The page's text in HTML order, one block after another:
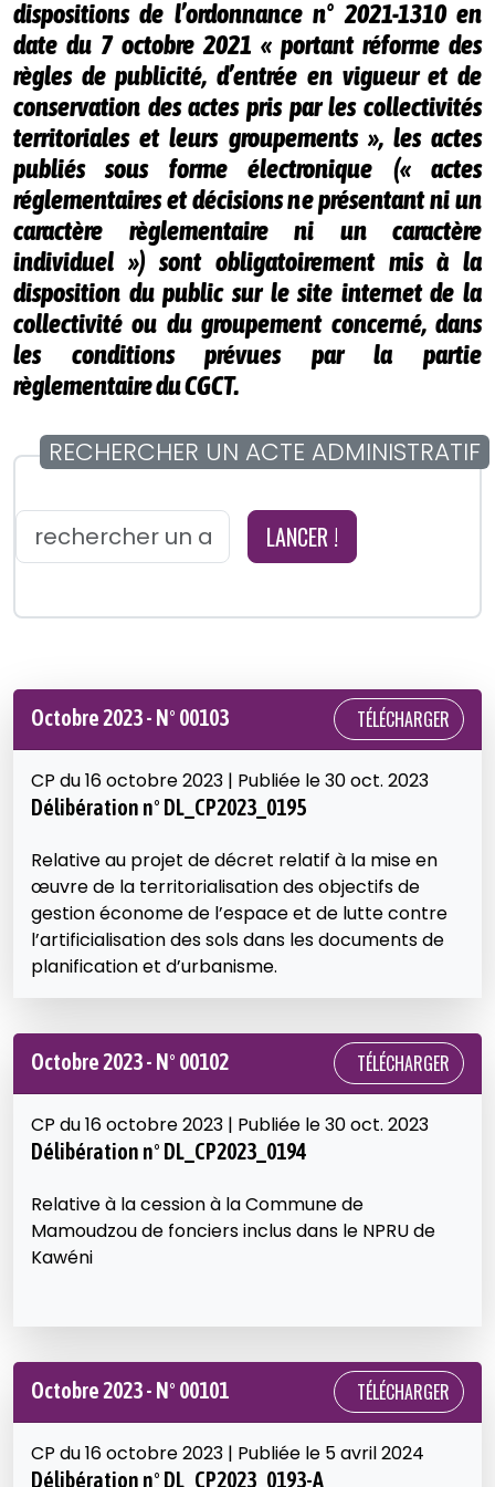
dispositions de l’ordonnance n° 2021-1310 en
date du 7 octobre 2021 « portant réforme des
règles de publicité, d’entrée en vigueur et de
conservation des actes pris par les collectivités
territoriales et leurs groupements », les actes
publiés sous forme électronique (« actes
réglementaires et décisions ne présentant ni un
caractère règlementaire ni un caractère
individuel ») sont obligatoirement mis à la
disposition du public sur le site internet de la
collectivité ou du groupement concerné, dans
les conditions prévues par la partie
règlementaire du CGCT.
RECHERCHER UN ACTE ADMINISTRATIF
LANCER !
Octobre 2023 - N° 00103 TÉLÉCHARGER
CP du 16 octobre 2023 | Publiée le 30 oct. 2023
Délibération n° DL_CP2023_0195
Relative au projet de décret relatif à la mise en
œuvre de la territorialisation des objectifs de
gestion économe de l’espace et de lutte contre
l’artificialisation des sols dans les documents de
planification et d’urbanisme.
Octobre 2023 - N° 00102 TÉLÉCHARGER
CP du 16 octobre 2023 | Publiée le 30 oct. 2023
Délibération n° DL_CP2023_0194
Relative à la cession à la Commune de
Mamoudzou de fonciers inclus dans le NPRU de
Kawéni
Octobre 2023 - N° 00101 TÉLÉCHARGER
CP du 16 octobre 2023 | Publiée le 5 avril 2024
Délibération n° DL_CP2023_0193-A